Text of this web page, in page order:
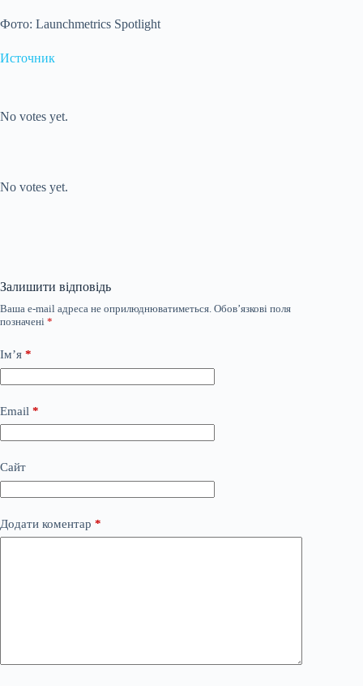
Фото: Launchmetrics Spotlight
Источник
No votes yet.
No votes yet.
Залишити відповідь
Ваша e-mail адреса не оприлюднюватиметься. Обов’язкові поля
позначені *
Ім’я *
Email *
Сайт
Додати коментар *